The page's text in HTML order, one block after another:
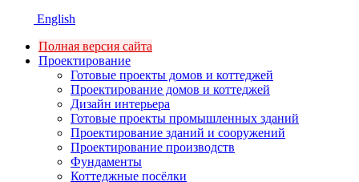
English
Полная версия сайта
Проектирование
Готовые проекты домов и коттеджей
Проектирование домов и коттеджей
Дизайн интерьера
Готовые проекты промышленных зданий
Проектирование зданий и сооружений
Проектирование производств
Фундаменты
Коттеджные посёлки